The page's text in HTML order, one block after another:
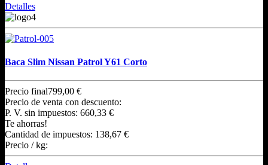
Detalles
Baca Slim Nissan Patrol Y61 Corto
Precio final799,00 €
Precio de venta con descuento:
P. V. sin impuestos: 660,33 €
Te ahorras!
Cantidad de impuestos: 138,67 €
Precio / kg: